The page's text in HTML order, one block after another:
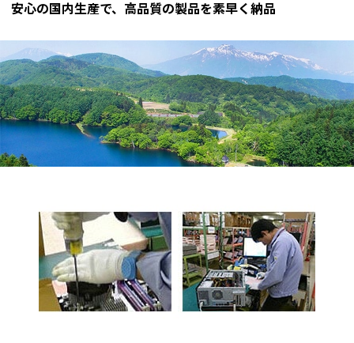
安心の国内生産で、高品質の製品を素早く納品